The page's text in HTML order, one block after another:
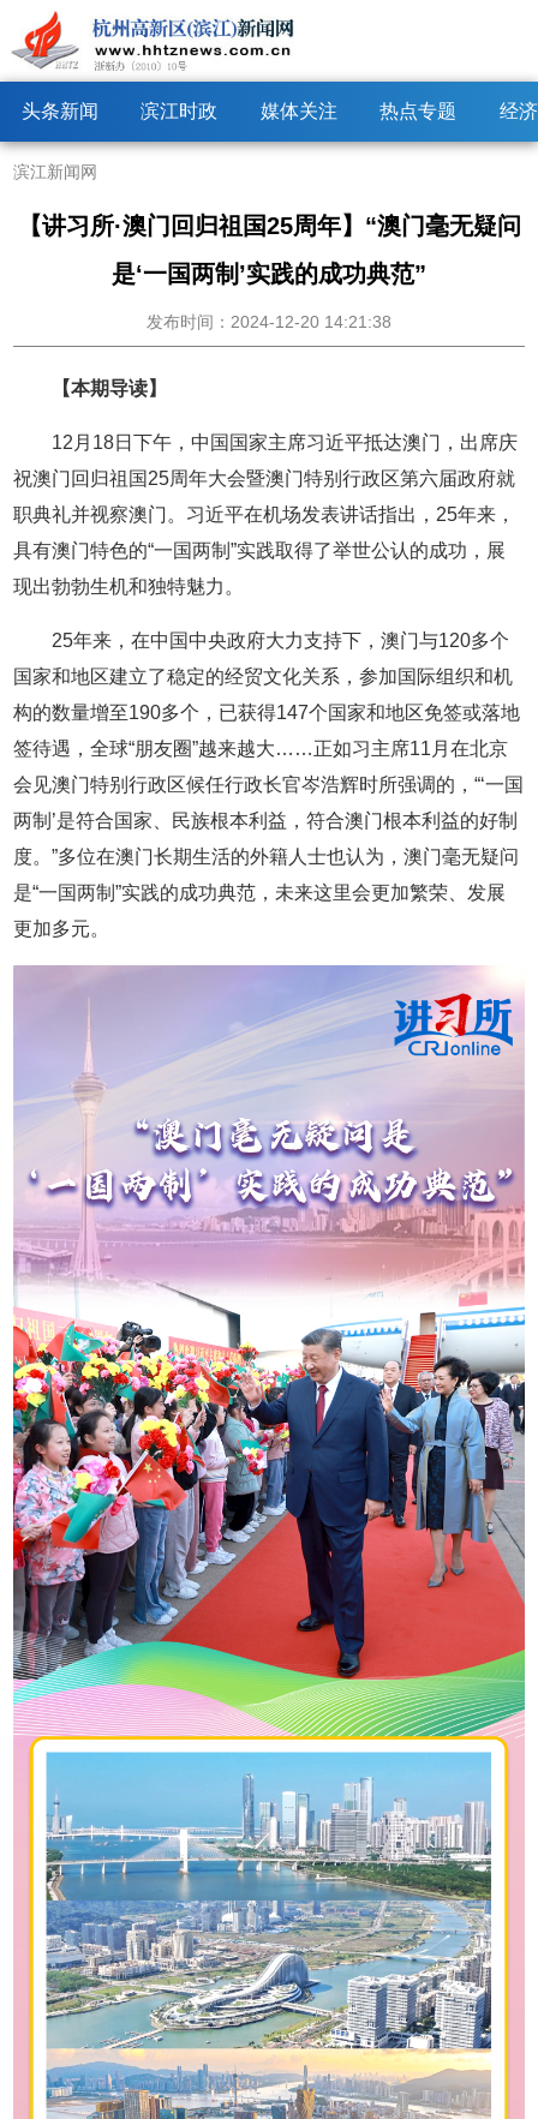
头条新闻 滨江时政 媒体关注 热点专题 经
滨江新闻网
【讲习所·澳门回归祖国25周年】“澳门毫无疑问
是‘一国两制’实践的成功典范”
发布时间：2024-12-20 14:21:38
【本期导读】
12月18日下午，中国国家主席习近平抵达澳门，出席庆
祝澳门回归祖国25周年大会暨澳门特别行政区第六届政府就
职典礼并视察澳门。习近平在机场发表讲话指出，25年来，
具有澳门特色的“一国两制”实践取得了举世公认的成功，展
现出勃勃生机和独特魅力。
25年来，在中国中央政府大力支持下，澳门与120多个
国家和地区建立了稳定的经贸文化关系，参加国际组织和机
构的数量增至190多个，已获得147个国家和地区免签或落地
签待遇，全球“朋友圈”越来越大……正如习主席11月在北京
会见澳门特别行政区候任行政长官岑浩辉时所强调的，“‘一国
两制’是符合国家、民族根本利益，符合澳门根本利益的好制
度。”多位在澳门长期生活的外籍人士也认为，澳门毫无疑问
是“一国两制”实践的成功典范，未来这里会更加繁荣、发展
更加多元。